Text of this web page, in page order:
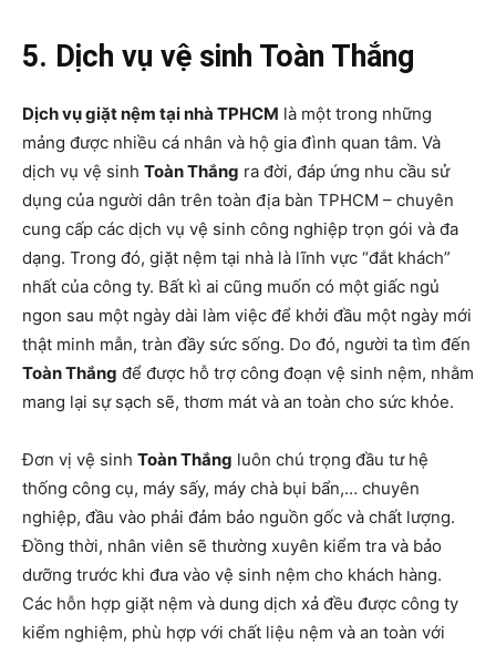
5. Dịch vụ vệ sinh Toàn Thắng
Dịch vụ giặt nệm tại nhà TPHCM là một trong những
mảng được nhiều cá nhân và hộ gia đình quan tâm. Và
dịch vụ vệ sinh Toàn Thắng ra đời, đáp ứng nhu cầu sử
dụng của người dân trên toàn địa bàn TPHCM – chuyên
cung cấp các dịch vụ vệ sinh công nghiệp trọn gói và đa
dạng. Trong đó, giặt nệm tại nhà là lĩnh vực “đắt khách”
nhất của công ty. Bất kì ai cũng muốn có một giấc ngủ
ngon sau một ngày dài làm việc để khởi đầu một ngày mới
thật minh mẫn, tràn đầy sức sống. Do đó, người ta tìm đến
Toàn Thắng để được hỗ trợ công đoạn vệ sinh nệm, nhằm
mang lại sự sạch sẽ, thơm mát và an toàn cho sức khỏe.
Đơn vị vệ sinh Toàn Thắng luôn chú trọng đầu tư hệ
thống công cụ, máy sấy, máy chà bụi bẩn,… chuyên
nghiệp, đầu vào phải đảm bảo nguồn gốc và chất lượng.
Đồng thời, nhân viên sẽ thường xuyên kiểm tra và bảo
dưỡng trước khi đưa vào vệ sinh nệm cho khách hàng.
Các hỗn hợp giặt nệm và dung dịch xả đều được công ty
kiểm nghiệm, phù hợp với chất liệu nệm và an toàn với